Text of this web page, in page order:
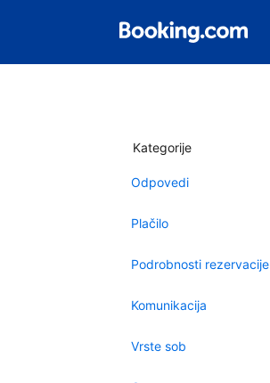
Kategorije
Odpovedi
Plačilo
Podrobnosti rezervacije
Komunikacija
Vrste sob